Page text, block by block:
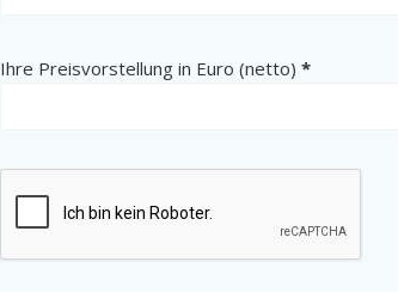
Ihre Preisvorstellung in Euro (netto)(erforderlich)
*